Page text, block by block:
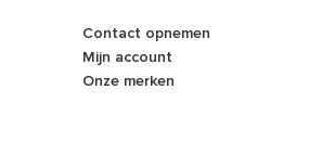
Contact opnemen
Mijn account
Onze merken